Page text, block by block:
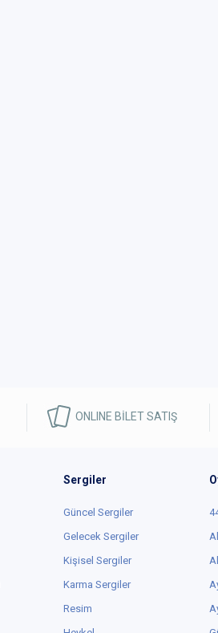
ONLINE BİLET SATIŞ
Sergiler
Güncel Sergiler
Gelecek Sergiler
Kişisel Sergiler
Karma Sergiler
Resim